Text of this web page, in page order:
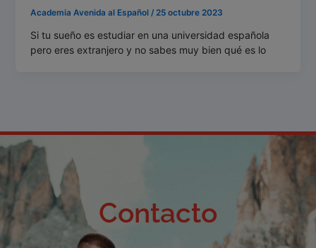
Academia Avenida al Español / 25 octubre 2023
Si tu sueño es estudiar en una universidad española
pero eres extranjero y no sabes muy bien qué es lo
Contacto